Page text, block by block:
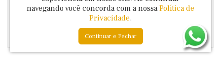
R$ 34,99
COMPRAR
navegando você concorda com a nossa Política de
Privacidade.
Continuar e Fechar